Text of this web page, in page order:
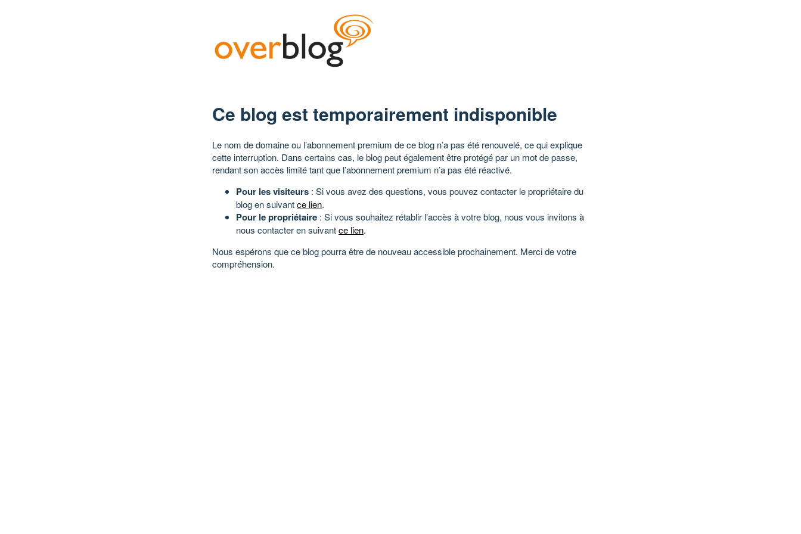
Ce blog est temporairement indisponible
Le nom de domaine ou l’abonnement premium de ce blog n’a pas été renouvelé, ce qui explique
cette interruption. Dans certains cas, le blog peut également être protégé par un mot de passe,
rendant son accès limité tant que l’abonnement premium n’a pas été réactivé.
Pour les visiteurs : Si vous avez des questions, vous pouvez contacter le propriétaire du
blog en suivantce lien.
Pour le propriétaire : Si vous souhaitez rétablir l’accès à votre blog, nous vous invitons à
nous contacter en suivantce lien.
Nous espérons que ce blog pourra être de nouveau accessible prochainement. Merci de votre
compréhension.